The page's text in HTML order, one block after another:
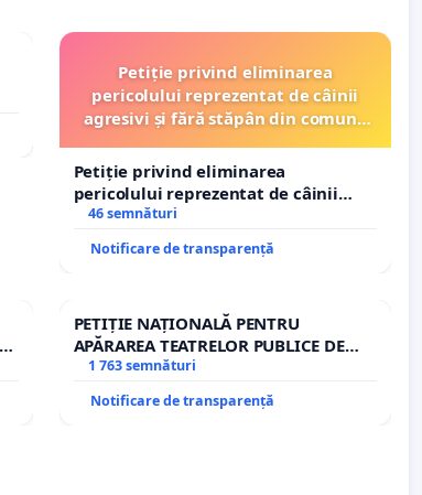
Petiție privind eliminarea
pericolului reprezentat de câinii
agresivi și fără stăpân din comuna
Petiție privind eliminarea
pericolului reprezentat de câinii
agresivi și fără stăpân din comuna
46 semnături
Notificare de transparență
PETIȚIE NAȚIONALĂ PENTRU
APĂRAREA TEATRELOR PUBLICE DE
REPERTORIU DIN ROMÂNIA
1 763 semnături
Notificare de transparență